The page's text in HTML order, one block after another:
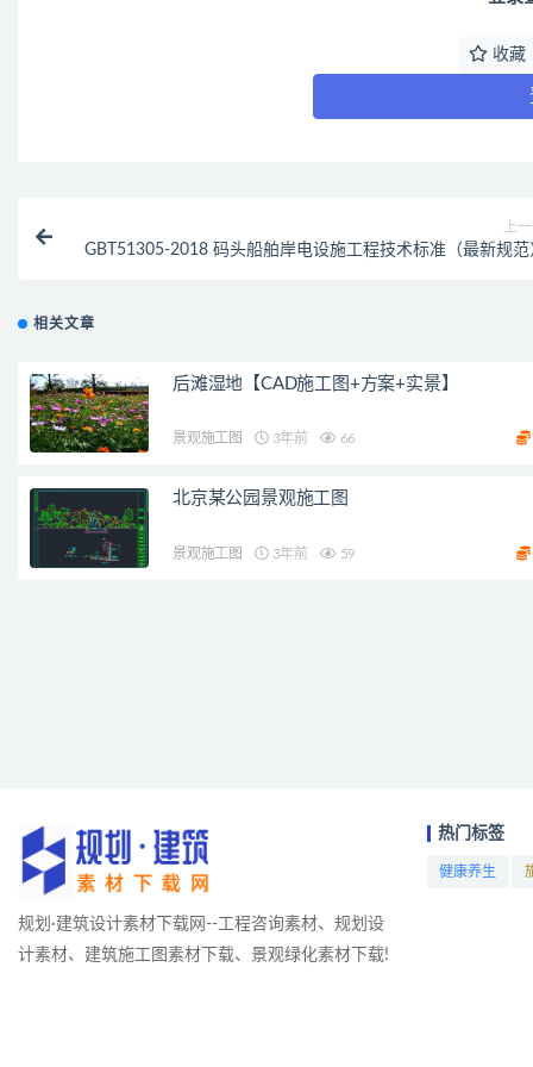
收藏
上
GBT51305-2018 码头船舶岸电设施工程技术标准（最新规范
相关文章
后滩湿地【CAD施工图+方案+实景】
景观施工图 3年前 66
北京某公园景观施工图
景观施工图 3年前 59
规划·建筑设计素材下载网--工程咨询素材、规划设
计素材、建筑施工图素材下载、景观绿化素材下载!
热门标签
健康养生